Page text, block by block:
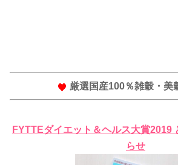
厳選国産100％雑穀・美
FYTTEダイエット＆ヘルス大賞2019
らせ